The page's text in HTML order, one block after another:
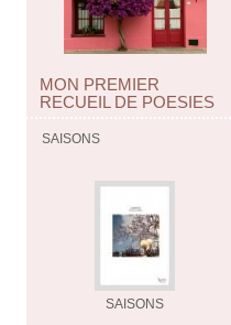
MON PREMIER
RECUEIL DE POESIES
SAISONS
SAISONS